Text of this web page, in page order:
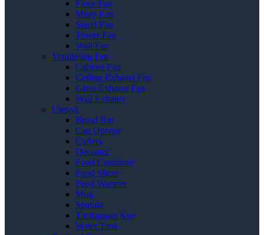
Floor Fan
Misty Fan
Stand Fan
Tower Fan
Wall Fan
Ventilating Fan
Cabinet Fan
Ceiling Exhaust Fan
Glass Exhaust Fan
Wall Exhaust
Utensil
Bread Bin
Can Opener
Cutlery
Decanter
Food Container
Food Slicer
Food Warmer
Mug
Spatula
Timbangan Kue
Water Tank